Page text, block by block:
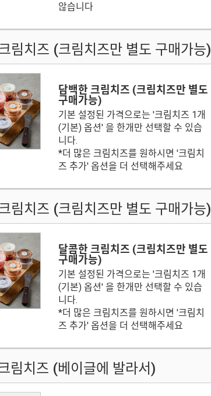
않습니다
림치즈 (크림치즈만 별도 구매가능)
담백한 크림치즈 (크림치즈만 별도
구매가능)
기본 설정된 가격으로는 '크림치즈 1개
(기본) 옵션' 을 한개만 선택할 수 있습
니다.
*더 많은 크림치즈를 원하시면 '크림치
즈 추가' 옵션을 더 선택해주세요
림치즈 (크림치즈만 별도 구매가능)
달콤한 크림치즈 (크림치즈만 별도
구매가능)
기본 설정된 가격으로는 '크림치즈 1개
(기본) 옵션' 을 한개만 선택할 수 있습
니다.
*더 많은 크림치즈를 원하시면 '크림치
즈 추가' 옵션을 더 선택해주세요
림치즈 (베이글에 발라서)